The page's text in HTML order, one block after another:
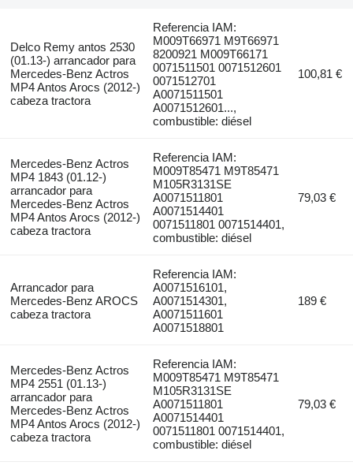
Delco Remy antos 2530
(01.13-) arrancador para
Mercedes-Benz Actros
MP4 Antos Arocs (2012-)
cabeza tractora
Referencia IAM:
M009T66971 M9T66971
8200921 M009T66171
0071511501 0071512601
0071512701
A0071511501
A0071512601...,
combustible: diésel
100,81 €
Mercedes-Benz Actros
MP4 1843 (01.12-)
arrancador para
Mercedes-Benz Actros
MP4 Antos Arocs (2012-)
cabeza tractora
Referencia IAM:
M009T85471 M9T85471
M105R3131SE
A0071511801
A0071514401
0071511801 0071514401,
combustible: diésel
79,03 €
Arrancador para
Mercedes-Benz AROCS
cabeza tractora
Referencia IAM:
A0071516101,
A0071514301,
A0071511601
A0071518801
189 €
Mercedes-Benz Actros
MP4 2551 (01.13-)
arrancador para
Mercedes-Benz Actros
MP4 Antos Arocs (2012-)
cabeza tractora
Referencia IAM:
M009T85471 M9T85471
M105R3131SE
A0071511801
A0071514401
0071511801 0071514401,
combustible: diésel
79,03 €